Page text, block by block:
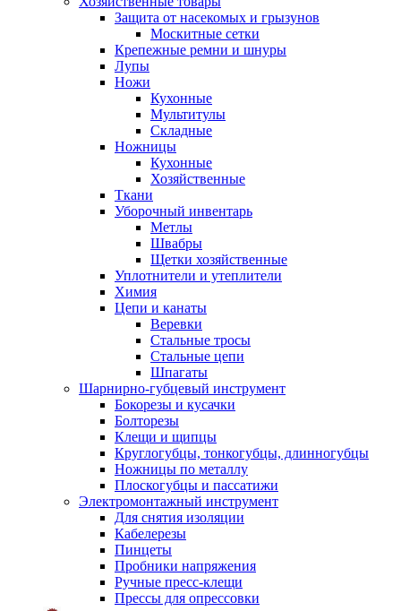
Защита от насекомых и грызунов
Москитные сетки
Крепежные ремни и шнуры
Лупы
Ножи
Кухонные
Мультитулы
Складные
Ножницы
Кухонные
Хозяйственные
Ткани
Уборочный инвентарь
Метлы
Швабры
Щетки хозяйственные
Уплотнители и утеплители
Химия
Цепи и канаты
Веревки
Стальные тросы
Стальные цепи
Шпагаты
Шарнирно-губцевый инструмент
Бокорезы и кусачки
Болторезы
Клещи и щипцы
Круглогубцы, тонкогубцы, длинногубцы
Ножницы по металлу
Плоскогубцы и пассатижи
Электромонтажный инструмент
Для снятия изоляции
Кабелерезы
Пинцеты
Пробники напряжения
Ручные пресс-клещи
Прессы для опрессовки